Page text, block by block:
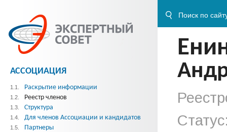
АССОЦИАЦИЯ
1.1. Раскрытие информации
1.2. Реестр членов
1.3. Структура
1.4. Для членов Ассоциации и кандидатов
1.5. Партнеры